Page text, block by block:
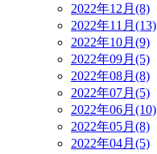
2022年12月(8)
2022年11月(13)
2022年10月(9)
2022年09月(5)
2022年08月(8)
2022年07月(5)
2022年06月(10)
2022年05月(8)
2022年04月(5)